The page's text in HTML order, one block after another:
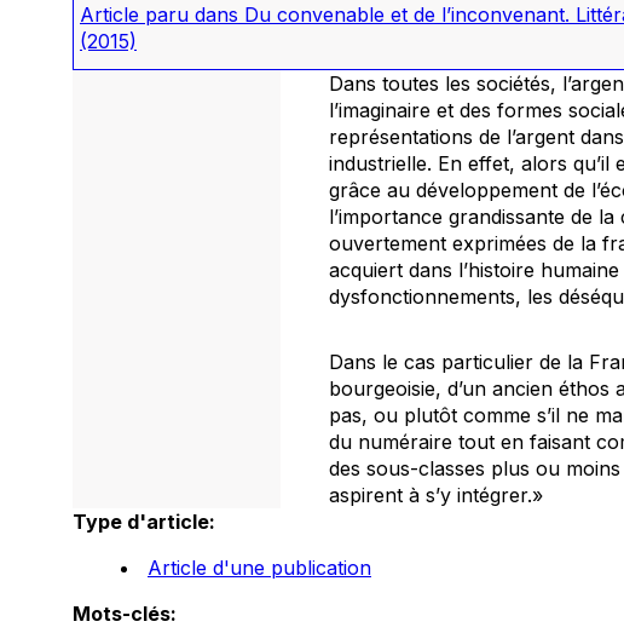
Article paru dans Du convenable et de l’inconvenant.
(2015)
Dans toutes les sociétés,
l’imaginaire et des formes
représentations de l’argent
industrielle. En effet, alors
grâce au développement de
l’importance grandissante de
ouvertement exprimées de la
acquiert dans l’histoire
dysfonctionnements, les
Dans le cas particulier de la
bourgeoisie, d’un ancien éthos
pas, ou plutôt comme s’il ne
du numéraire tout en faisant
des sous-classes plus ou
aspirent à s’y intégrer.»
Type d'article:
Article d'une publication
Mots-clés: